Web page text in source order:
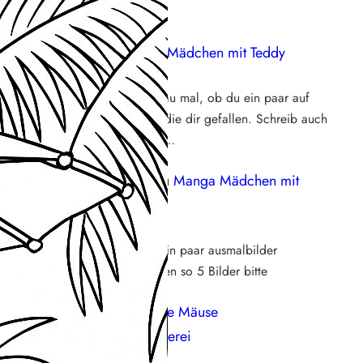
Kommentare
SteffizuManga Mädchen mit Teddy
18. Mai 2026
Hallo Larissa, schau mal, ob du ein paar auf
der Seite findest, die dir gefallen. Schreib auch
gerne, was genau…
Larissa bleherzu Manga Mädchen mit
Teddy
16. Mai 2026
Ich möchte bitte ein paar ausmalbilder
mädchen am besten so 5 Bilder bitte
Franzi92
Süße Mäuse
Weihnachtsbäckerei
25. November 2025